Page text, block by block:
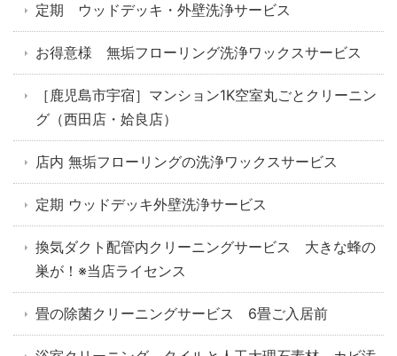
定期 ウッドデッキ・外壁洗浄サービス
お得意様 無垢フローリング洗浄ワックスサービス
［鹿児島市宇宿］マンション1K空室丸ごとクリーニン
グ（西田店・姶良店）
店内 無垢フローリングの洗浄ワックスサービス
定期 ウッドデッキ外壁洗浄サービス
換気ダクト配管内クリーニングサービス 大きな蜂の
巣が！※当店ライセンス
畳の除菌クリーニングサービス 6畳ご入居前